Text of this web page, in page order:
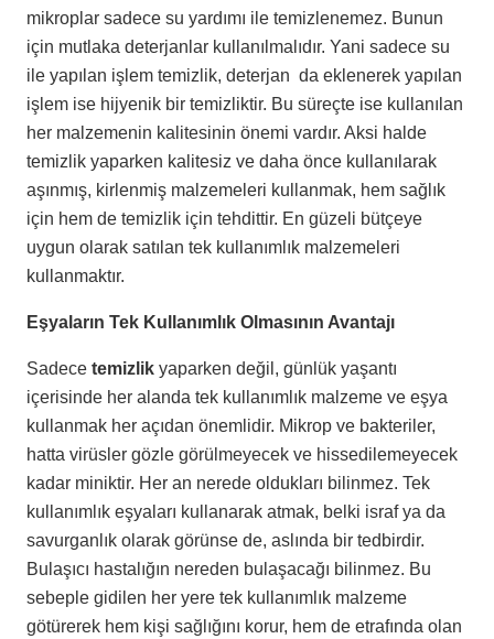
mikroplar sadece su yardımı ile temizlenemez. Bunun
için mutlaka deterjanlar kullanılmalıdır. Yani sadece su
ile yapılan işlem temizlik, deterjan da eklenerek yapılan
işlem ise hijyenik bir temizliktir. Bu süreçte ise kullanılan
her malzemenin kalitesinin önemi vardır. Aksi halde
temizlik yaparken kalitesiz ve daha önce kullanılarak
aşınmış, kirlenmiş malzemeleri kullanmak, hem sağlık
için hem de temizlik için tehdittir. En güzeli bütçeye
uygun olarak satılan tek kullanımlık malzemeleri
kullanmaktır.
Eşyaların Tek Kullanımlık Olmasının Avantajı
Sadece temizlik yaparken değil, günlük yaşantı
içerisinde her alanda tek kullanımlık malzeme ve eşya
kullanmak her açıdan önemlidir. Mikrop ve bakteriler,
hatta virüsler gözle görülmeyecek ve hissedilemeyecek
kadar miniktir. Her an nerede oldukları bilinmez. Tek
kullanımlık eşyaları kullanarak atmak, belki israf ya da
savurganlık olarak görünse de, aslında bir tedbirdir.
Bulaşıcı hastalığın nereden bulaşacağı bilinmez. Bu
sebeple gidilen her yere tek kullanımlık malzeme
götürerek hem kişi sağlığını korur, hem de etrafında olan